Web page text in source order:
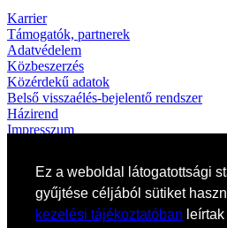
Ez a weboldal látogatottsági
gyűjtése céljából sütiket
kezelési tájékoztatóban
Karrier
Támogatók, partnerek
Adatvédelem
Közbeszerzés
Közérdekű adatok
Belső visszaélés-bejelentő rendszer
Házirend
Impresszum
Elérhetőségek
Művészeti titkárság